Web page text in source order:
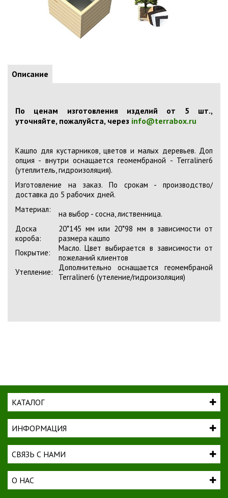
Описание
По ценам изготовления изделий от 5 шт.,
уточняйте, пожалуйста, через info@terrabox.ru
Кашпо для кустарников, цветов и малых деревьев. Доп
опция - внутри оснащается геомембраной - Terraliner6
(утеплитель, гидроизоляция).
Изготовление на заказ. По срокам - производство/
доставка до 5 рабочих дней.
Материал: на выбор - сосна, лиственница.
Доска
короба:
20*145 мм или 20*98 мм в зависимости от
размера кашпо
Покрытие:
Масло. Цвет выбирается в зависимости от
пожеланий клиентов
Утепление:
Дополнительно оснащается геомембраной
Terraliner6 (утеление/гидроизоляция)
КАТАЛОГ
ИНФОРМАЦИЯ
СВЯЗЬ С НАМИ
О НАС